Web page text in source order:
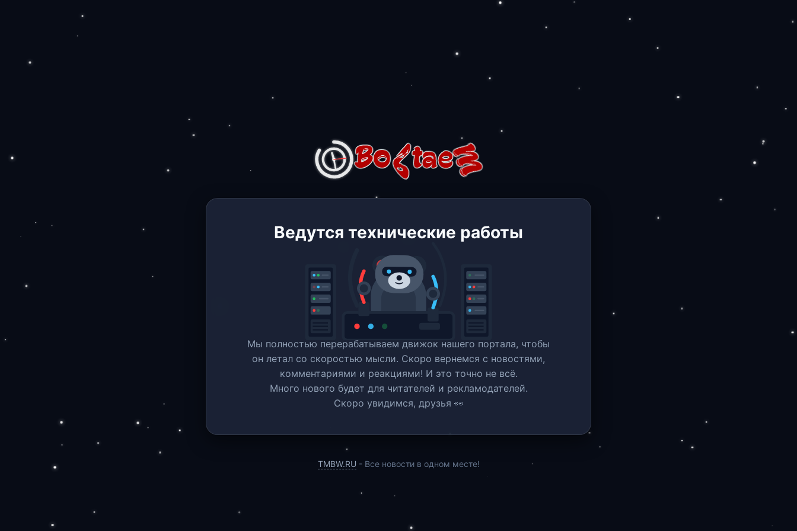
Ведутся технические работы
Мы полностью перерабатываем движок нашего портала, чтобы
он летал со скоростью мысли. Скоро вернемся c новостями,
комментариями и реакциями! И это точно не всё.
Много нового будет для читателей и рекламодателей.
Скоро увидимся, друзья 👀
TMBW.RU - Все новости в одном месте!